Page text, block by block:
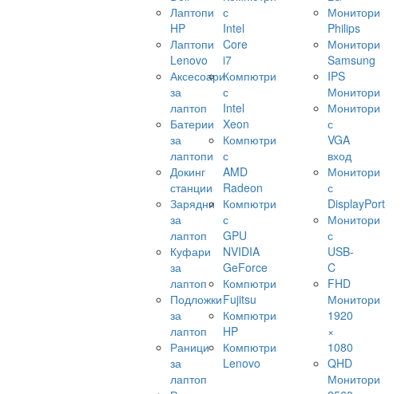
Лаптопи
HP
Лаптопи
Lenovo
Аксесоари
за
лаптоп
Батерии
за
лаптопи
Докинг
станции
Зарядни
за
лаптоп
Куфари
за
лаптоп
Подложки
за
лаптоп
Раници
за
лаптоп
с
Intel
Core
i7
Компютри
с
Intel
Xeon
Компютри
с
AMD
Radeon
Компютри
с
GPU
NVIDIA
GeForce
Компютри
Fujitsu
Компютри
HP
Компютри
Lenovo
Монитори
Philips
Монитори
Samsung
IPS
Монитори
Монитори
с
VGA
вход
Монитори
с
DisplayPort
Монитори
с
USB-
C
FHD
Монитори
1920
×
1080
QHD
Монитори